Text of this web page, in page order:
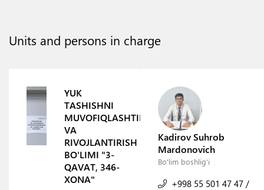
Units and persons in charge
YUK
TASHISHNI
MUVOFIQLASHTIRISH
VA
RIVOJLANTIRISH
BO'LIMI "3-
QAVAT, 346-
XONA"
Kadirov Suhrob
Mardonovich
Bo'lim boshlig'i
+998 55 501 47 47 /